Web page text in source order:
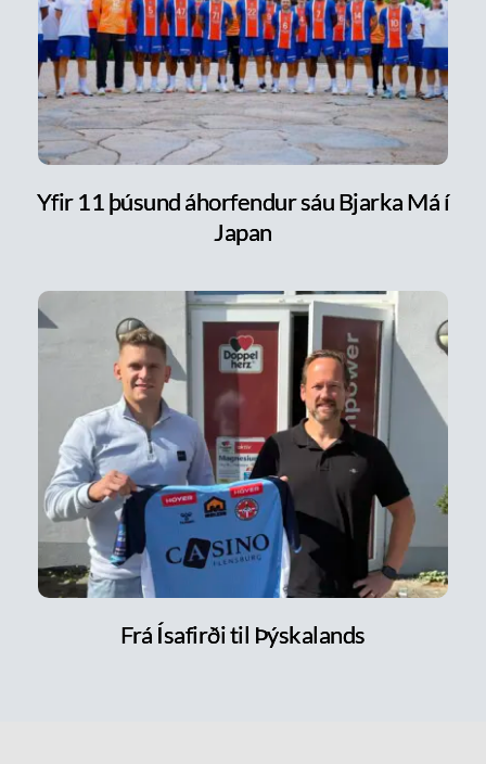
Yfir 11 þúsund áhorfendur sáu Bjarka Má í
Japan
Frá Ísafirði til Þýskalands